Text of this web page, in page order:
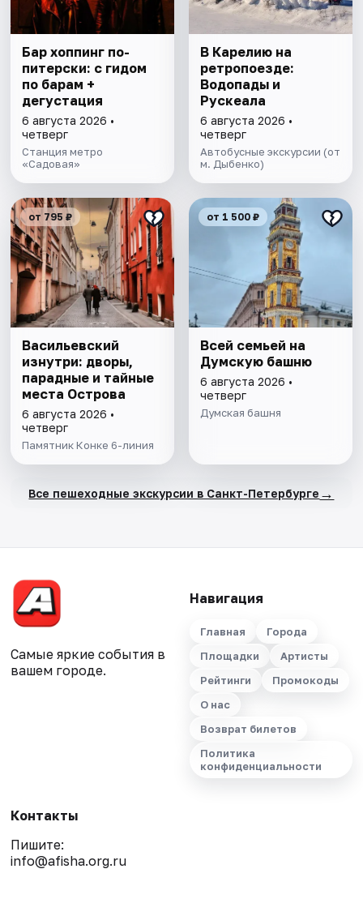
Бар хоппинг по-
питерски: с гидом
по барам +
дегустация
6 августа 2026 •
четверг
Станция метро
«Садовая»
В Карелию на
ретропоезде:
Водопады и
Рускеала
6 августа 2026 •
четверг
Автобусные экскурсии (от
м. Дыбенко)
от 795 ₽
Васильевский
изнутри: дворы,
парадные и тайные
места Острова
6 августа 2026 •
четверг
Памятник Конке 6-линия
от 1 500 ₽
Всей семьей на
Думскую башню
6 августа 2026 •
четверг
Думская башня
Все пешеходные экскурсии в Санкт-Петербурге →
Самые яркие события в
вашем городе.
Навигация
Главная
Города
Площадки
Артисты
Рейтинги
Промокоды
О нас
Возврат билетов
Политика
конфиденциальности
Контакты
Пишите:
info@afisha.org.ru